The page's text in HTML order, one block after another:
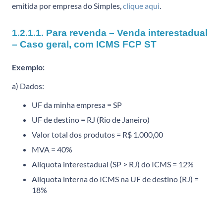
emitida por empresa do Simples, clique aqui
1.2.1.1. Para revenda – Venda interestadual
– Caso geral, com ICMS FCP ST
Exemplo:
a) Dados:
UF da minha empresa = SP
UF de destino = RJ (Rio de Janeiro)
Valor total dos produtos = R$ 1.000,00
MVA = 40%
Alíquota interestadual (SP > RJ) do ICMS = 12%
Alíquota interna do ICMS na UF de destino (RJ) =
18%